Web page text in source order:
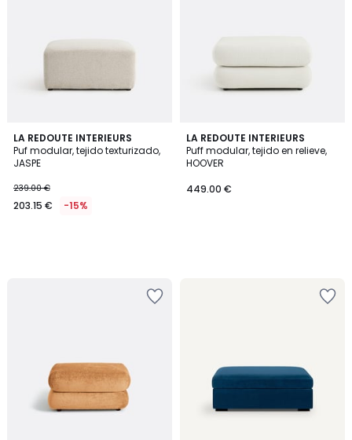
LA REDOUTE INTERIEURS
Puf modular, tejido texturizado,
JASPE
239.00 €
203.15 € -15%
LA REDOUTE INTERIEURS
Puff modular, tejido en relieve,
HOOVER
449.00 €